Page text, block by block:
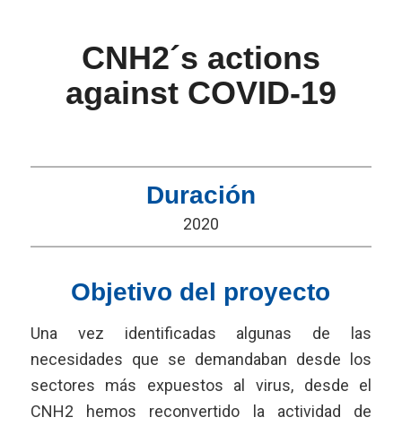
CNH2´s actions
against COVID-19
Duración
2020
Objetivo del proyecto
Una vez identificadas algunas de las
necesidades que se demandaban desde los
sectores más expuestos al virus, desde el
CNH2 hemos reconvertido la actividad de